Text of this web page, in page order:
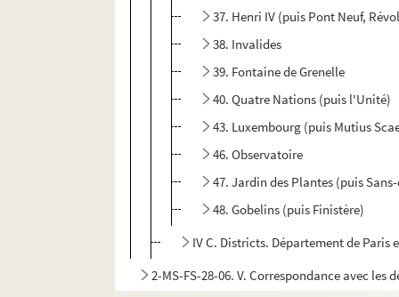
37. Henri IV (puis Pont Neuf,
38. Invalides
39. Fontaine de Grenelle
40. Quatre Nations (puis l'Unité)
43. Luxembourg (puis Mutius
46. Observatoire
47. Jardin des Plantes (puis
48. Gobelins (puis Finistère)
IV C. Districts. Département de
2-MS-FS-28-06. V. Correspondance avec